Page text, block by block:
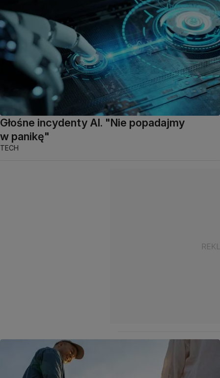
Głośne incydenty AI. "Nie popadajmy
w panikę"
TECH